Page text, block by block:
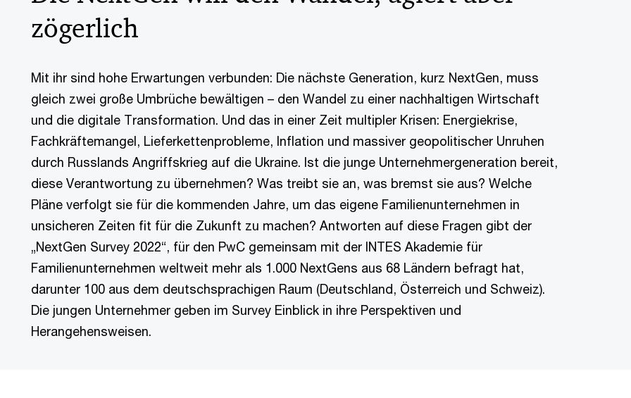
zögerlich
Mit ihr sind hohe Erwartungen verbunden: Die nächste Generation, kurz NextGen, muss
gleich zwei große Umbrüche bewältigen – den Wandel zu einer nachhaltigen Wirtschaft
und die digitale Transformation. Und das in einer Zeit multipler Krisen: Energiekrise,
Fachkräftemangel, Lieferkettenprobleme, Inflation und massiver geopolitischer Unruhen
durch Russlands Angriffskrieg auf die Ukraine. Ist die junge Unternehmergeneration bereit,
diese Verantwortung zu übernehmen? Was treibt sie an, was bremst sie aus? Welche
Pläne verfolgt sie für die kommenden Jahre, um das eigene Familienunternehmen in
unsicheren Zeiten fit für die Zukunft zu machen? Antworten auf diese Fragen gibt der
„NextGen Survey 2022“, für den PwC gemeinsam mit der INTES Akademie für
Familienunternehmen weltweit mehr als 1.000 NextGens aus 68 Ländern befragt hat,
darunter 100 aus dem deutschsprachigen Raum (Deutschland, Österreich und Schweiz).
Die jungen Unternehmer geben im Survey Einblick in ihre Perspektiven und
Herangehensweisen.